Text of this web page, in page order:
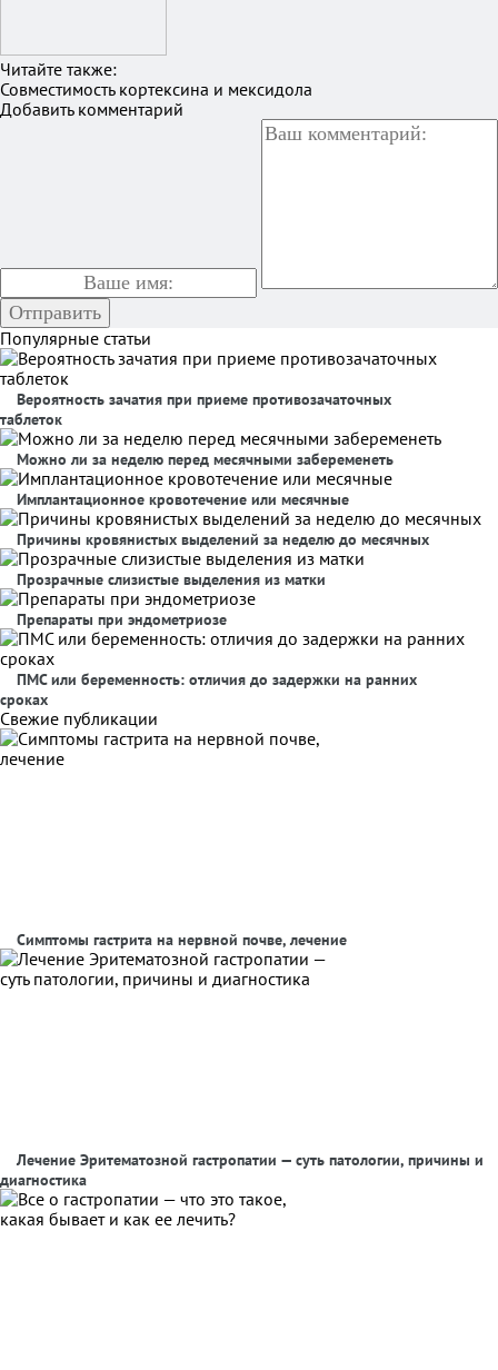
Читайте также:
Совместимость кортексина и мексидола
Добавить комментарий
Популярные статьи
Вероятность зачатия при приеме противозачаточных
таблеток
Можно ли за неделю перед месячными забеременеть
Имплантационное кровотечение или месячные
Причины кровянистых выделений за неделю до месячных
Прозрачные слизистые выделения из матки
Препараты при эндометриозе
ПМС или беременность: отличия до задержки на ранних
сроках
Свежие публикации
Симптомы гастрита на нервной почве, лечение
Лечение Эритематозной гастропатии — суть патологии, причины и
диагностика